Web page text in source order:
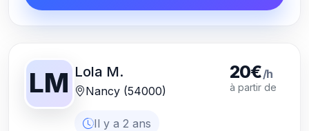
LM Lola M.
Nancy (54000)
Il y a 2 ans
20€/h
à partir de